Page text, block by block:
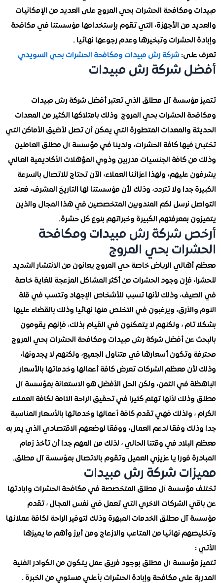
ومكافحة الحشرات بحي المروج على العديد من الإمكانيات
من الأجهزة، التي تقوم بإستخدامها مؤسستنا في مكافحة
الحشرات وتبخيرها وعدم رجوعها نهائيا .
شركة رش مبيدات ومكافحة الحشرات بحي السويدي
شركة رش مبيدات
مؤسسة آل مطلق الذي تعتبر أفضل شركة رش مبيدات
الحشرات بحي المروج وذلك بامتلاكها الكثير من المعدات
والمعدات المتطورة التي يمكن أن تصل لأضيق الأماكن التي
كافة الحشرات، ولدينا في مؤسسة آل مطلق العاملين
كافة الجنسيات مدربين وذوي المؤهلات الأكاديمية العالي
ولهذا اعزائنا العملاء، الآن تحتاج للاتصال بالسرعة
جدا ولا تتردد، وذلك لأن مؤسستنا لها التاريخ المشرف، فعند
نرسل لكم المندوبين المتخصصين في هذا المجال والذين
بمعرفتهم الكبيرة وخبراتهم بنوع كل حشرة.
شركة رش مبيدات ومكافحة
بحي المروج
الرياض خاصة حي المروج يعانون من الانتشار الشديد
فإن وجود الحشرات من أكثر المشاكل المزعجة للغاية خاصة
وذلك لأنها تسبب للأشخاص الإجهاد وتتسب في قلة
ويرغبون في التخلص منها نهائيا وذلك بالقضاء عليها
، ولكنهم لا يتمكنون في القيام بذلك، فإنهم يقومون
عن أفضل شركة رش مبيدات ومكافحة الحشرات بحي المروج
وتكون أسعارها في متناول الجميع، ولكنهم لا يجدونها،
معظم الشركات تعرض كافة أعمالها وخدماتها بالأسعار
في الثمن، ولكن الحل الأفضل هو الاستعانة بمؤسسة آل
لأنها تهتم كثيرا في تحقيق الراحة التامة لكافة العملاء
، ولذلك فهي تقدم كافة أعمالها وخدماتها بالأسعار المناسبة
وفقا لدعم العمال، ووفقا لوضعهم الاقتصادي الذي يمر به
في وقتنا الحالي ، لذلك من المهم جدا أن تأخذ زمام
فورا يا عزيزي العميل وتقوم بالاتصال بمؤسسة آل مطلق.
شركة رش مبيدات
مؤسسة آل مطلق المتخصصة في مكافحة الحشرات وابادتها
الشركات الاخري التي تعمل في نفس المجال ، تقدم
مطلق الخدمات المبهرة وذلك لتوفير الراحة لكافة عملائها
نهائيا من المتاعب والازعاج ومن أبرز وأهم ما يميزها
آل مطلق بوجود فريق عمل يتكون من الكوادر الفنية
على مكافحة وإبادة الحشرات بأعلي مستوي من الخبرة .